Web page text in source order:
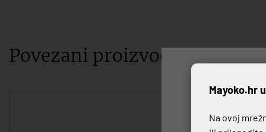
Povezani proizvodi
Mayoko.hr
Na ovoj